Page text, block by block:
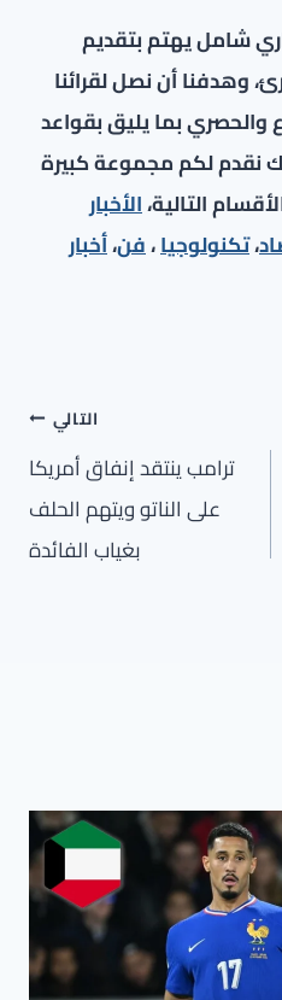
شامل يهتم بتقديم
وهدفنا أن نصل لقرائنا
والحصري بما يليق بقواعد
نقدم لكم مجموعة كبيرة
التالية،الأخبار
،تكنولوجيا،فن،أخبار
التالي
ترامب ينتقد إنفاق أمريكا
على الناتو ويتهم الحلف
بغياب الفائدة